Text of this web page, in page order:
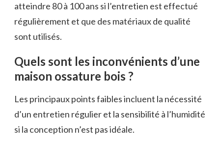
atteindre 80 à 100 ans si l’entretien est effectué
régulièrement et que des matériaux de qualité
sont utilisés.
Quels sont les inconvénients d’une
maison ossature bois ?
Les principaux points faibles incluent la nécessité
d’un entretien régulier et la sensibilité à l’humidité
si la conception n’est pas idéale.